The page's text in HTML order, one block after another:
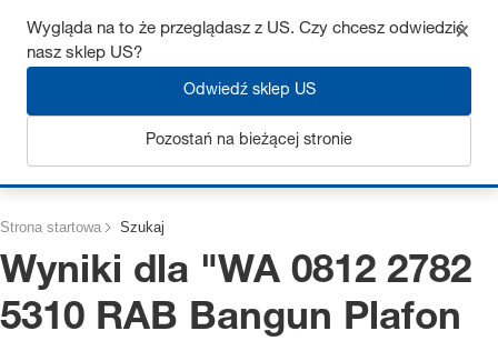
Uzyskaj do 7% zniżki – kliknij tutaj, aby dowiedzieć się więcej
Strona startowa Szukaj
Wyniki dla "WA 0812 2782
5310 RAB Bangun Plafon
Wygląda na to że przeglądasz z US. Czy chcesz odwiedzić
nasz sklep US?
Odwiedź sklep US
Pozostań na bieżącej stronie